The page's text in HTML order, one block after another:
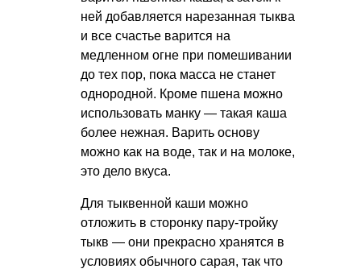
ней добавляется нарезанная тыква
и все счастье варится на
медленном огне при помешивании
до тех пор, пока масса не станет
однородной. Кроме пшена можно
использовать манку — такая каша
более нежная. Варить основу
можно как на воде, так и на молоке,
это дело вкуса.
Для тыквенной каши можно
отложить в сторонку пару-тройку
тыкв — они прекрасно хранятся в
условиях обычного сарая, так что